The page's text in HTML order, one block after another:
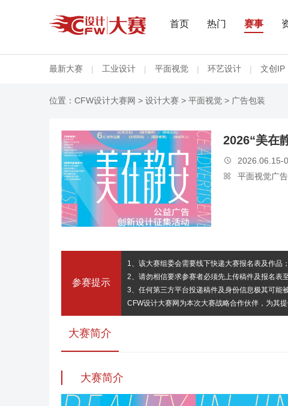
首页 热门 赛事
最新大赛 | 工业设计 | 平面视觉 | 环艺设计 | 文创IP
位置： CFW设计大赛网 > 设计大赛 > 平面视觉 > 广告包装
2026“美在
 2026.06.15-
 平面视觉广
参赛提示
1、该大赛组委会需要线下快递大赛报名表及作品；
2、请勿相信要求参赛者必须先上传稿件及报名表
3、任何第三方平台投递稿件及身份信息极其可能
CFW设计大赛网为本次大赛战略合作伙伴，为其
大赛简介
大赛简介